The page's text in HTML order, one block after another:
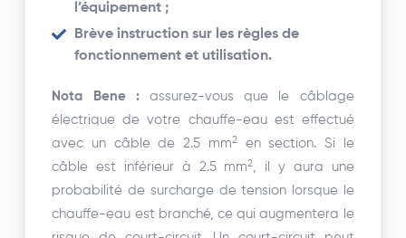
l’équipement ;
Brève instruction sur les règles de
fonctionnement et utilisation.
Nota Bene :assurez-vous que le câblage
électrique de votre chauffe-eau est effectué
avec un câble de 2.5 mm2en section. Si le
câble est inférieur à 2.5 mm2, il y aura une
probabilité de surcharge de tension lorsque le
chauffe-eau est branché, ce qui augmentera le